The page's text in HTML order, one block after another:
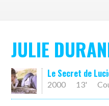
JULIE
Le Secret de
2000 13'